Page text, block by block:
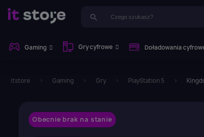
search
Gaming Gry cyfrowe Doładowania
itstore Gaming Gry PlayStation 5
Obecnie brak na stanie